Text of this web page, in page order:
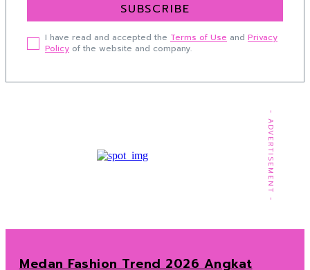
SUBSCRIBE
I have read and accepted the Terms of Use and Privacy
Policy of the website and company.
- ADVERTISEMENT -
Medan Fashion Trend 2026 Angkat